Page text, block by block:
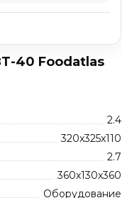
40 Foodatlas
2.4
320x325x110
2.7
360x130x360
Оборудование